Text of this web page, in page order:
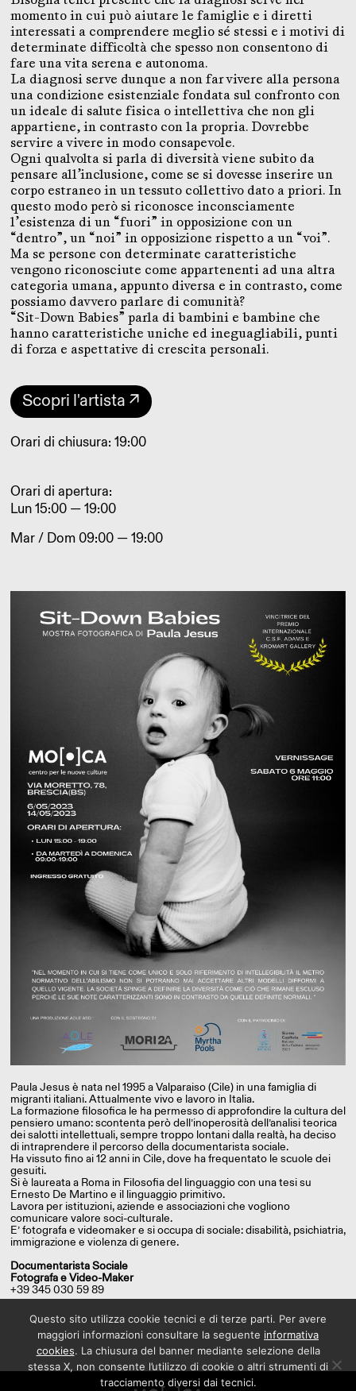
momento in cui può aiutare le famiglie e i diretti
interessati a comprendere meglio sé stessi e i motivi di
determinate difficoltà che spesso non consentono di
fare una vita serena e autonoma.
La diagnosi serve dunque a non far vivere alla persona
una condizione esistenziale fondata sul confronto con
un ideale di salute fisica o intellettiva che non gli
appartiene, in contrasto con la propria. Dovrebbe
servire a vivere in modo consapevole.
Ogni qualvolta si parla di diversità viene subito da
pensare all’inclusione, come se si dovesse inserire un
corpo estraneo in un tessuto collettivo dato a priori. In
questo modo però si riconosce inconsciamente
l’esistenza di un “fuori” in opposizione con un
“dentro”, un “noi” in opposizione rispetto a un “voi”.
Ma se persone con determinate caratteristiche
vengono riconosciute come appartenenti ad una altra
categoria umana, appunto diversa e in contrasto, come
possiamo davvero parlare di comunità?
“Sit-Down Babies” parla di bambini e bambine che
hanno caratteristiche uniche ed ineguagliabili, punti
di forza e aspettative di crescita personali.
Scopri l'artista ↗
Orari di chiusura: 19:00
Orari di apertura:
Lun 15:00 — 19:00
Mar / Dom 09:00 — 19:00
Paula Jesus è nata nel 1995 a Valparaiso (Cile) in una famiglia di
migranti italiani. Attualmente vivo e lavoro in Italia.
La formazione filosofica le ha permesso di approfondire la cultura del
pensiero umano: scontenta però dell’inoperosità dell’analisi teorica
dei salotti intellettuali, sempre troppo lontani dalla realtà, ha deciso
di intraprendere il percorso della documentarista sociale.
Ha vissuto fino ai 12 anni in Cile, dove ha frequentato le scuole dei
gesuiti.
Si è laureata a Roma in Filosofia del linguaggio con una tesi su
Ernesto De Martino e il linguaggio primitivo.
Lavora per istituzioni, aziende e associazioni che vogliono
comunicare valore soci-culturale.
E’ fotografa e videomaker e si occupa di sociale: disabilità, psichiatria,
immigrazione e violenza di genere.
Documentarista Sociale
Fotografa e Video-Maker
+39 345 030 59 89
Questo sito utilizza cookie tecnici e di terze parti. Per avere
maggiori informazioni consultare la seguente informativa
cookies. La chiusura del banner mediante selezione della
stessa X, non consente l’utilizzo di cookie o altri strumenti di
tracciamento diversi dai tecnici.